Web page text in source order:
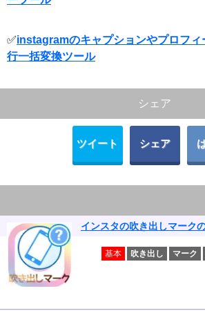
✅instagramのキャプションやプロフィ
行一括変換ツール
シェア
ツイート シェア
インスタの吹き出しマーク
基本 吹き出し マーク